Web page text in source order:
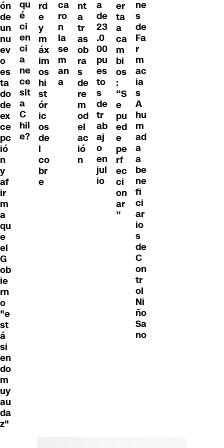
ón
de
un
nu
ev
o
es
ta
do
de
ex
ce
pc
ió
n
y
af
ir
m
a
qu
e
el
G
ob
ie
rn
o
"e
st
á
si
en
do
m
uy
au
da
z"
qu
é
ci
en
ci
a
ne
ce
sit
a
C
hil
e?
rd
e
y
m
áx
im
os
hi
st
ór
ic
os
de
l
co
br
e
ca
ro
n
la
se
m
an
a
nt
a
tr
as
ob
ra
s
de
re
m
od
el
ac
ió
n
a
de
23
.0
00
pu
es
to
s
de
tr
ab
aj
o
en
jul
io
er
ta
a
ca
m
bi
os
:
“S
e
pu
ed
e
pe
rf
ec
ci
on
ar
”
ne
s
de
Fa
r
m
ac
ia
s
A
hu
m
ad
a
a
be
ne
fi
ci
ar
io
s
de
C
on
tr
ol
Ni
ño
Sa
no